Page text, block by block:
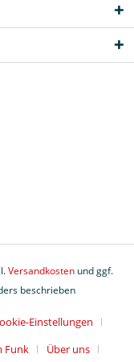
Versandkosten und ggf.
beschrieben
Einstellungen
Funk Über uns